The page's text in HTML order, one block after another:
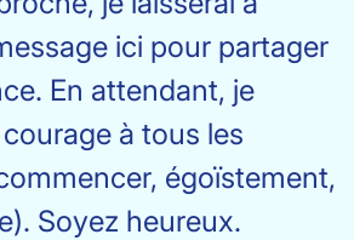
ici pour partager
En attendant, je
à tous les
égoïstement,
Soyez heureux.